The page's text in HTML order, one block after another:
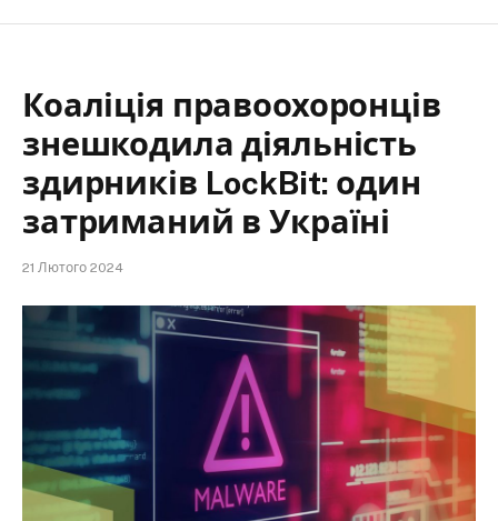
Коаліція правоохоронців
знешкодила діяльність
здирників LockBit: один
затриманий в Україні
21 Лютого 2024